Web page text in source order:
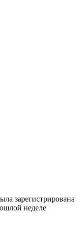
зарегистрирована
неделе